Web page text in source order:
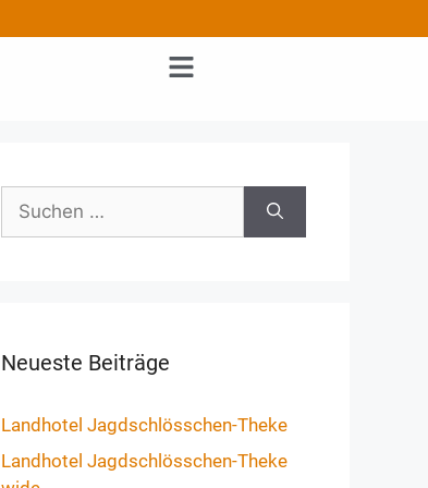
Neueste Beiträge
Landhotel Jagdschlösschen-Theke
Landhotel Jagdschlösschen-Theke